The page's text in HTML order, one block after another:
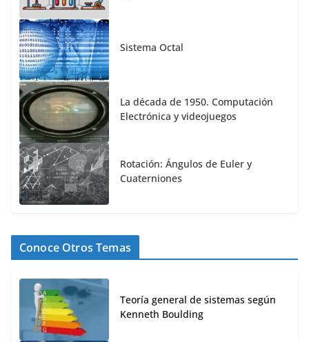
Sistema Octal
La década de 1950. Computación
Electrónica y videojuegos
Rotación: Ángulos de Euler y
Cuaterniones
Conoce Otros Temas
Teoría general de sistemas según
Kenneth Boulding